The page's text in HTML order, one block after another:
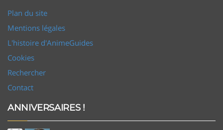
Plan du site
Mentions légales
L'histoire d'AnimeGuides
Cookies
Rechercher
Contact
ANNIVERSAIRES !